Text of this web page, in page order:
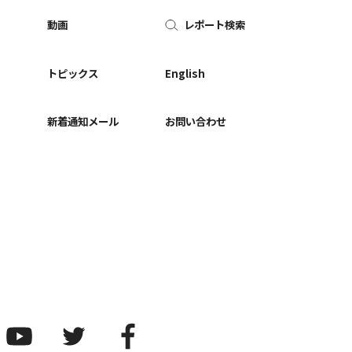
動画
トピックス
新着通知メール
レポート検索
English
お問い合わせ